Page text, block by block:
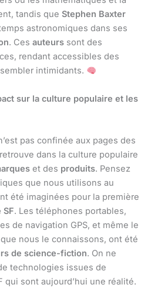
tandis que Stephen Baxter
astronomiques dans ses
. Ces auteurs sont des
rendant accessibles des
intimidants.
sur la culture populaire et les
pas confinée aux pages des
dans la culture populaire
et des produits. Pensez
que nous utilisons au
été imaginées pour la première
SF. Les téléphones portables,
de navigation GPS, et même le
nous le connaissons, ont été
de science-fiction. On ne
technologies issues de
qui sont aujourd’hui une réalité.